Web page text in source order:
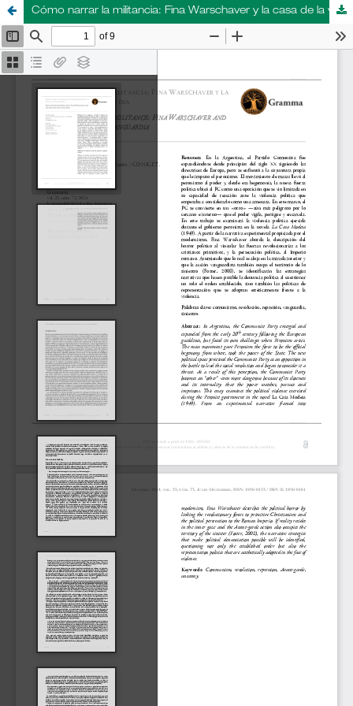
Cómo narrar la militancia: Fina Warschaver y la casa de la vanguardia